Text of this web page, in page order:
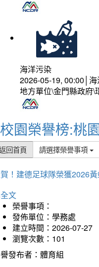
海洋污染
2026-05-19, 00:00│
地方單位\金門縣政府
校園榮譽榜:桃
回首頁 請選擇榮譽事項
！建德足球隊榮獲2026
文
榮譽事項：
發佈單位：學務處
建立時間：2026-07-27
瀏覽次數：101
發布者：體育組